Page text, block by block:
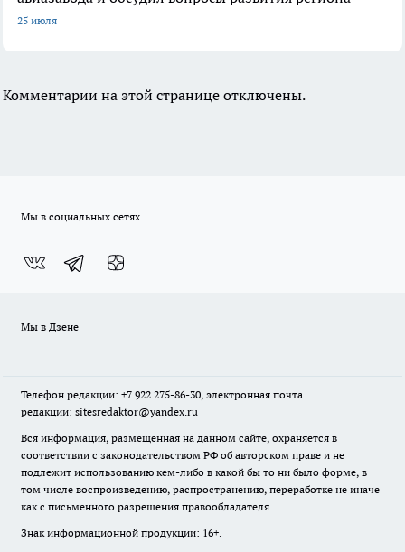
25 июля
Комментарии на этой странице отключены.
Мы в социальных сетях
Мы в Дзене
Телефон редакции: +7 922 275-86-30, электронная почта
редакции: sitesredaktor@yandex.ru
Вся информация, размещенная на данном сайте, охраняется в
соответствии с законодательством РФ об авторском праве и не
подлежит использованию кем-либо в какой бы то ни было форме, в
том числе воспроизведению, распространению, переработке не иначе
как с письменного разрешения правообладателя.
Знак информационной продукции: 16+.